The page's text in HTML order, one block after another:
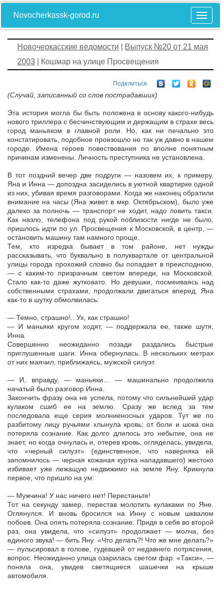
Novocherkassk-gorod.ru
Новочеркасские ведомости
Выпуск №20 от 21 мая
2003 | Кошмар на улице Просвещения
Поделиться
(Случай, записанный со слов пострадавших)
Эта история могла бы быть положена в основу какого-нибудь
нового триллера с бесчинствующим и держащим в страхе весь
город маньяком в главной роли. Но, как ни печально это
констатировать, подобное произошло не так уж давно в нашем
городе. Имена героев повествования по вполне понятным
причинам изменены. Личность преступника не установлена.
В тот поздний вечер две подруги — назовем их, к примеру,
Яна и Инна — допоздна засиделись в уютной квартирке одной
из них, убивая время разговорами. Когда же наконец обратили
внимание на часы (Яна живет в мкр. Октябрьском), было уже
далеко за полночь — транспорт не ходит, надо ловить такси.
Как назло, телефона под рукой поблизости нигде не было,
пришлось идти по ул. Просвещения к Московской, в центр, —
остановить машину там намного проще.
Тем, кто изредка бывает в том районе, нет нужды
рассказывать, что буквально в полуквартале от центральной
улицы города прохожий словно бы попадает в преисподнюю,
— с каким-то призрачным светом впереди, на Московской.
Стало как-то даже жутковато. Но девушки, посмеиваясь над
собственными страхами, продолжали двигаться вперед. Яна
как-то в шутку обмолвилась:
— Темно, страшно!.. Ух, как страшно!
— И маньяки кругом ходят, — поддержала ее, также шутя,
Инна.
Совершенно неожиданно позади раздались быстрые
приглушенные шаги. Инна обернулась. В нескольких метрах
от них маячил, приближаясь, мужской силуэт.
— И, вправду, — маньяки… — машинально продолжила
начатый было разговор Инна.
Закончить фразу она не успела, потому что сильнейший удар
кулаком сшиб ее на землю. Сразу же вслед за тем
последовала еще серия молниеносных ударов. Тут же по
разбитому лицу ручьями хлынула кровь; от боли и шока она
потеряла сознание. Как долго длилось это небытие, она не
знает, но когда очнулась и, отерев кровь, огляделась, увидела,
что «черный силуэт» (единственное, что наверняка ей
запомнилось — черная кожаная куртка нападавшего) жестоко
избивает уже лежащую недвижимо на земле Яну. Крикнула
первое, что пришло на ум:
— Мужчина! У нас ничего нет! Перестаньте!
Тот на секунду замер, перестав молотить кулаками по Яне.
Оглянулся. И вновь бросился на Инну с новым шквалом
побоев. Она опять потеряла сознание. Придя в себя во второй
раз, она увидела, что «силуэт» продолжает — молча, без
единого звука! — бить Яну. «Что делать?! Что же мне делать?»
— пульсировал в голове, гудевшей от недавнего потрясения,
вопрос. Неожиданно улица озарилась светом фар. «Такси», —
поняла она, увидев светящиеся шашечки на крыше
автомобиля.